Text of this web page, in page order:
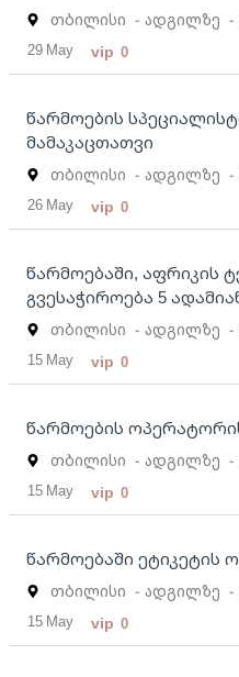
თბილისი - ადგილზე
29 May vip 0
წარმოების
მამაკაცთათვი
თბილისი - ადგილზე -
26 May vip 0
წარმოებაში, აფრიკის
გვესაჭიროება 5
თბილისი - ადგილზე
15 May vip 0
წარმოების
თბილისი - ადგილზე -
15 May vip 0
წარმოებაში ეტიკეტის
თბილისი - ადგილზე
15 May vip 0